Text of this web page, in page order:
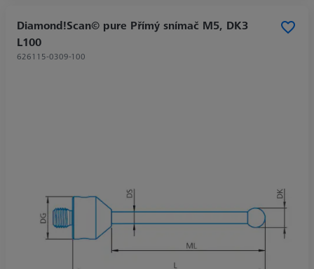
Diamond!Scan© pure Přímý snímač M5, DK3
L100
626115-0309-100